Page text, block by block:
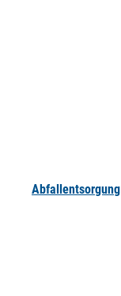
Abfallentsorgung